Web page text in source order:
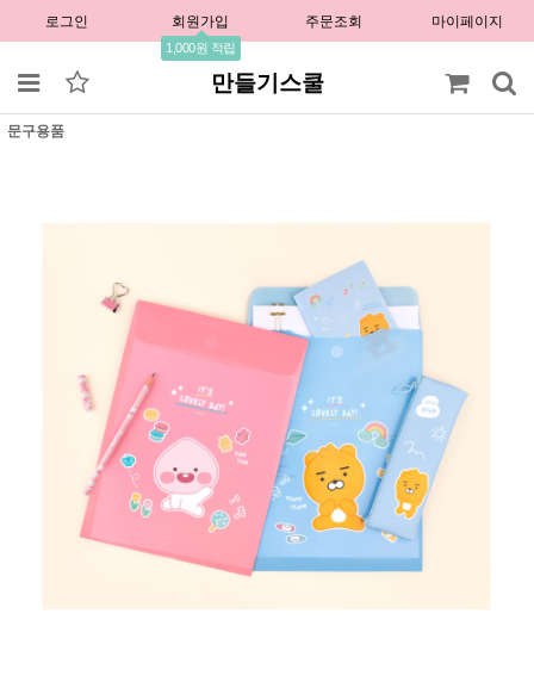
로그인 회원가입
1,000원 적립
주문조회 마이페이지
만들기스쿨
문구용품